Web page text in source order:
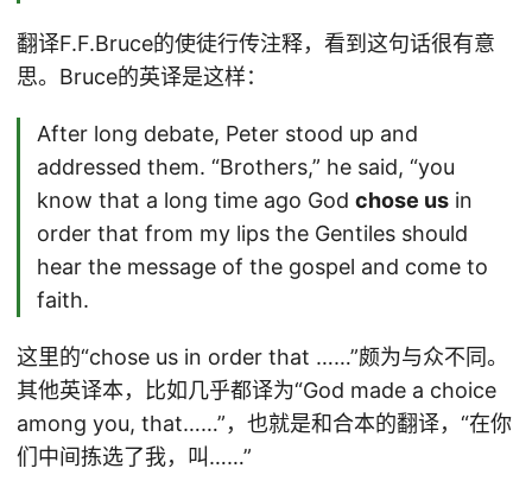
翻译F.F.Bruce的使徒行传注释，看到这句话很有意
思。Bruce的英译是这样：
After long debate, Peter stood up and
addressed them. “Brothers,” he said, “you
know that a long time ago God chose us in
order that from my lips the Gentiles should
hear the message of the gospel and come to
faith.
这里的“chose us in order that ……”颇为与众不同。
其他英译本，比如几乎都译为“God made a choice
among you, that……”，也就是和合本的翻译，“在你
们中间拣选了我，叫……”